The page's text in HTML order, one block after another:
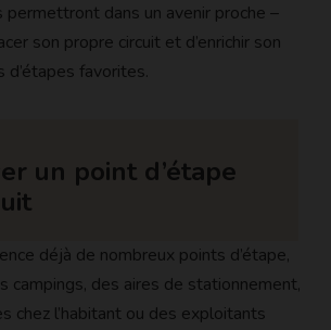
permettront dans un avenir proche –
son propre circuit et d’enrichir son
d’étapes favorites.
un point d’étape
déjà de nombreux points d’étape,
campings, des aires de stationnement,
chez l’habitant ou des exploitants